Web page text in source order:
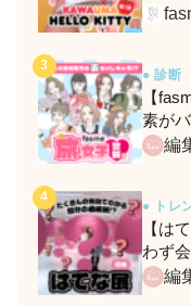
定メ
● 診断
【
素が
ト！
編
● トレ
【は
わず
てな編